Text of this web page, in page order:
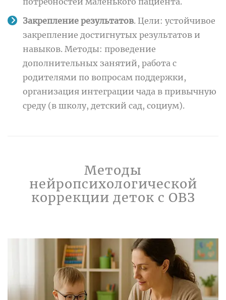
Закрепление результатов. Цели: устойчивое
закрепление достигнутых результатов и
навыков. Методы: проведение
дополнительных занятий, работа с
родителями по вопросам поддержки,
организация интеграции чада в привычную
среду (в школу, детский сад, социум).
Методы
нейропсихологической
коррекции деток с ОВЗ